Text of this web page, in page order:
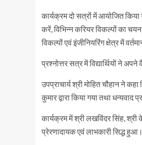
कार्यक्रम दो सत्रों में आयोजित किया
करें, विभिन्न करियर विकल्पों का
विकल्पों एवं इंजीनियरिंग क्षेत्र में
प्रश्नोत्तर सत्र में विद्यार्थियों ने
उपप्राचार्य श्री मोहित चौहान ने
कुमार द्वारा किया गया तथा धन्यवाद
कार्यक्रम में श्री लखविंदर सिंह, श्री
प्रेरणादायक एवं लाभकारी सिद्ध हुआ।